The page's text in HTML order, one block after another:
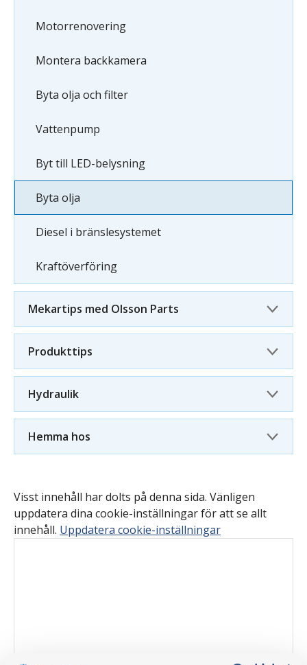
Motorrenovering
Montera backkamera
Byta olja och filter
Vattenpump
Byt till LED-belysning
Byta olja
Diesel i bränslesystemet
Kraftöverföring
Mekartips med Olsson Parts
Produkttips
Hydraulik
Hemma hos
Visst innehåll har dolts på denna sida. Vänligen
uppdatera dina cookie-inställningar för att se allt
innehåll. Uppdatera cookie-inställningar